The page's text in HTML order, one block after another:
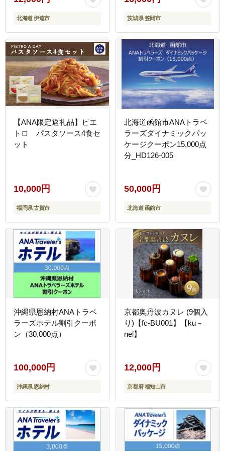
北海道 伊達市 茨城県 笠間市
【ANA限定返礼品】ピエ
トロ パスタソース4食セ
ット
10,000円
福岡県 古賀市
北海道函館市ANAトラベ
ラーズダイナミックパッ
ケージクーポン15,000点
分_HD126-005
50,000円
北海道 函館市
沖縄県恩納村ANAトラベ
ラーズホテル割引クーポ
ン（30,000点）
100,000円
沖縄県 恩納村
京都奥丹波カヌレ (9個入
り)【fc-BU001】【ku－
nel】
12,000円
京都府 福知山市